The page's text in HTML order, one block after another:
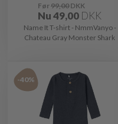
Før99,00DKK
Nu49,00 DKK
Name It T-shirt - NmmVanyo -
Chateau Gray Monster Shark
-40%